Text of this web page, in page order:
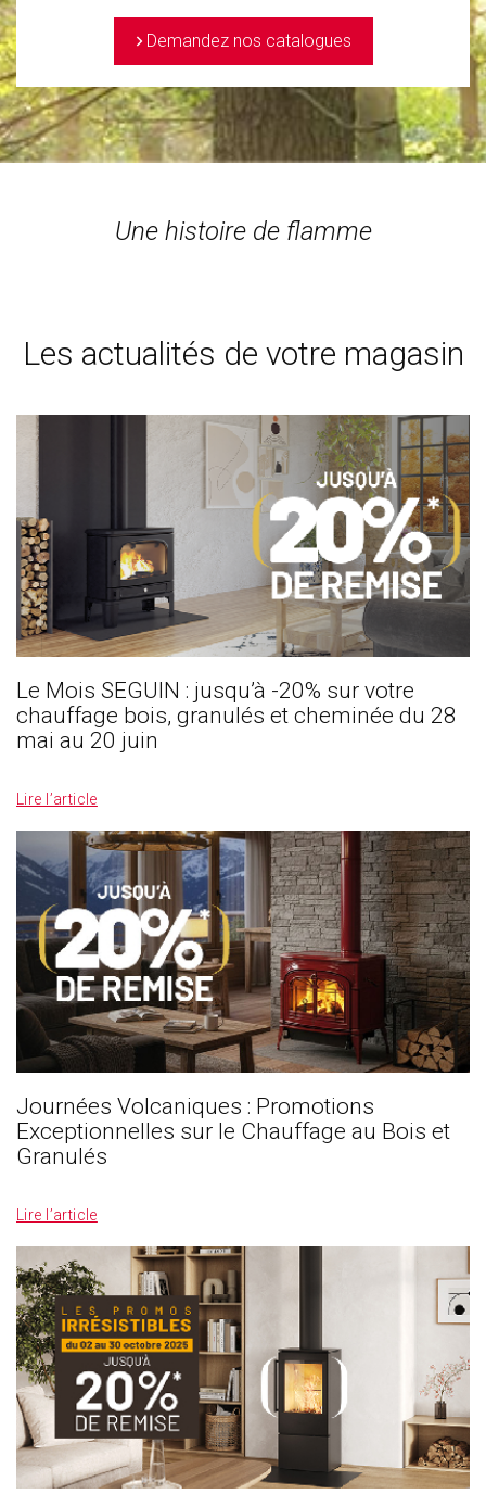
> Demandez nos catalogues
Une histoire de flamme
Les actualités de votre magasin
Le Mois SEGUIN : jusqu’à -20% sur votre
chauffage bois, granulés et cheminée du 28
mai au 20 juin
Lire l’article
Journées Volcaniques : Promotions
Exceptionnelles sur le Chauffage au Bois et
Granulés
Lire l’article